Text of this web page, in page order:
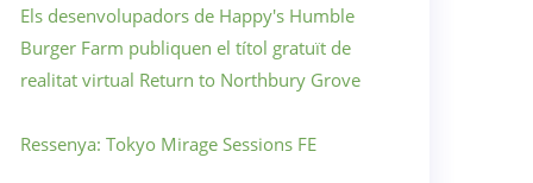
Els desenvolupadors de Happy's Humble
Burger Farm publiquen el títol gratuït de
realitat virtual Return to Northbury Grove
Ressenya: Tokyo Mirage Sessions FE